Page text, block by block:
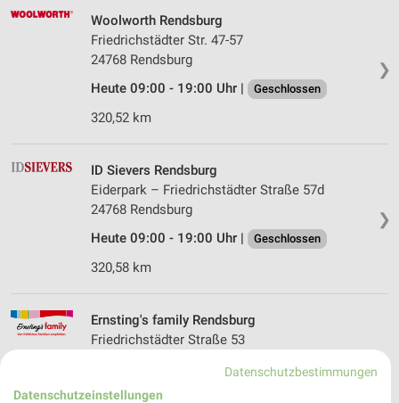
❯
Woolworth Rendsburg
Friedrichstädter Str. 47-57
24768 Rendsburg
Heute 09:00 - 19:00 Uhr |
Geschlossen
320,52 km
❯
ID Sievers Rendsburg
Eiderpark – Friedrichstädter Straße 57d
24768 Rendsburg
Heute 09:00 - 19:00 Uhr |
Geschlossen
320,58 km
❯
Ernsting's family Rendsburg
Friedrichstädter Straße 53
Heute 09:00 - 19:00 Uhr |
Datenschutzbestimmungen
Datenschutzeinstellungen